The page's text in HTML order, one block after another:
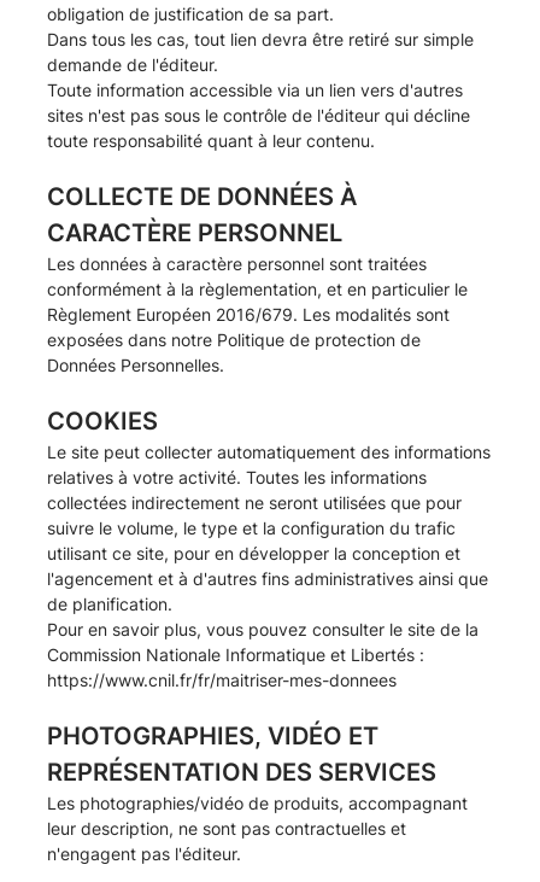
obligation de justification de sa part.
Dans tous les cas, tout lien devra être retiré sur simple
demande de l'éditeur.
Toute information accessible via un lien vers d'autres
sites n'est pas sous le contrôle de l'éditeur qui décline
toute responsabilité quant à leur contenu.
COLLECTE DE DONNÉES À
CARACTÈRE PERSONNEL
Les données à caractère personnel sont traitées
conformément à la règlementation, et en particulier le
Règlement Européen 2016/679. Les modalités sont
exposées dans notre Politique de protection de
Données Personnelles.
COOKIES
Le site peut collecter automatiquement des informations
relatives à votre activité. Toutes les informations
collectées indirectement ne seront utilisées que pour
suivre le volume, le type et la configuration du trafic
utilisant ce site, pour en développer la conception et
l'agencement et à d'autres fins administratives ainsi que
de planification.
Pour en savoir plus, vous pouvez consulter le site de la
Commission Nationale Informatique et Libertés :
https://www.cnil.fr/fr/maitriser-mes-donnees
PHOTOGRAPHIES, VIDÉO ET
REPRÉSENTATION DES SERVICES
Les photographies/vidéo de produits, accompagnant
leur description, ne sont pas contractuelles et
n'engagent pas l'éditeur.